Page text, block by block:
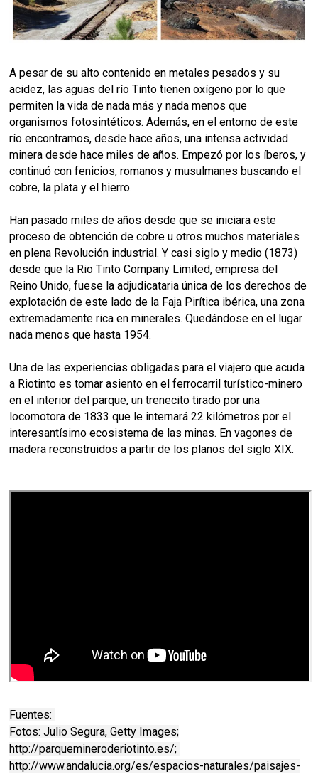
A pesar de su alto contenido en metales pesados y su
acidez, las aguas del río Tinto tienen oxígeno por lo que
permiten la vida de nada más y nada menos que
organismos fotosintéticos. Además, en el entorno de este
río encontramos, desde hace años, una intensa actividad
minera desde hace miles de años. Empezó por los íberos, y
continuó con fenicios, romanos y musulmanes buscando el
cobre, la plata y el hierro.
Han pasado miles de años desde que se iniciara este
proceso de obtención de cobre u otros muchos materiales
en plena Revolución industrial. Y casi siglo y medio (1873)
desde que la Rio Tinto Company Limited, empresa del
Reino Unido, fuese la adjudicataria única de los derechos de
explotación de este lado de la Faja Pirítica ibérica, una zona
extremadamente rica en minerales. Quedándose en el lugar
nada menos que hasta 1954.
Una de las experiencias obligadas para el viajero que acuda
a Riotinto es tomar asiento en el ferrocarril turístico-minero
en el interior del parque, un trenecito tirado por una
locomotora de 1833 que le internará 22 kilómetros por el
interesantísimo ecosistema de las minas. En vagones de
madera reconstruidos a partir de los planos del siglo XIX.
Fuentes:
Fotos: Julio Segura, Getty Images;
http://parquemineroderiotinto.es/;
http://www.andalucia.org/es/espacios-naturales/paisajes-